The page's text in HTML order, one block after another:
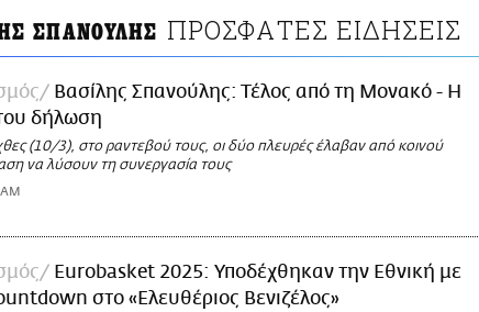
ΣΠΑΝΟΥΛΗΣ ΠΡΟΣΦΑΤΕΣ ΕΙΔΗΣΕΙΣ
Βασίλης Σπανούλης: Τέλος από τη Μονακό - Η
δήλωση
(10/3), στο ραντεβού τους, οι δύο πλευρές έλαβαν από κοινού
να λύσουν τη συνεργασία τους
Eurobasket 2025: Υποδέχθηκαν την Εθνική με
στο «Ελευθέριος Βενιζέλος»